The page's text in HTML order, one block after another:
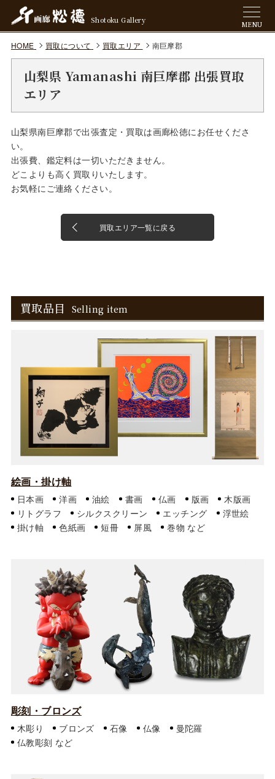
Shotoku Gallery MENU
HOME 買取について 買取エリア 南巨摩郡
山梨県 Yamanashi 南巨摩郡 出張買取
エリア
山梨県南巨摩郡で出張査定・買取は画廊松徳にお任せくださ
い。
出張費、鑑定料は一切いただきません。
どこよりも高く買取りいたします。
お気軽にご連絡ください。
買取エリア一覧に戻る
買取品目 Selling item
絵画・掛け軸
日本画 洋画 油絵 書画 仏画 版画
木版画
リトグラフ
シルクスクリーン エッチング
浮世絵
掛け軸
色紙画 短冊 屏風 巻物
彫刻・ブロンズ
木彫り ブロンズ 石像 仏像
曼陀羅
仏教彫刻